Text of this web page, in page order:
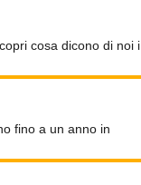
cosa dicono di noi i
fino a un anno in